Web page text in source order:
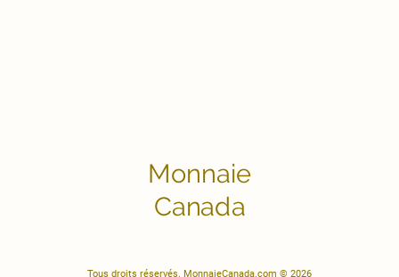
Monnaie
Canada
Tous droits réservés. MonnaieCanada.com © 2026